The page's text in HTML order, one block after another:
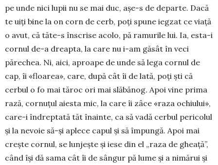
pe unde nici lupii nu se mai duc, așe-s de departe. Dacă
te uiți bine la on corn de cerb, poți spune iegzat ce viață
o avut, că tăte-s înscrise acolo, pă ramurile lui. Ia, esta-i
cornul de-a dreapta, la care nu i-am găsât în veci
părechea. Ni, aici, aproape de unde să lega cornul de
cap, îi «floarea», care, după cât îi de lată, poți ști că
cerbul o fo mai tăroc ori mai slăbănog. Apoi vine prima
rază, cornuțul aiesta mic, la care îi zâce «raza ochiului»,
care-i îndreptată tăt înainte, ca să vadă cerbul pericolul
și la nevoie să-și aplece capul și să împungă. Apoi mai
crește cornul, se lunjește și iese din el „raza de gheață”,
când își dă sama cât îi de sângur pă lume și a nimărui și